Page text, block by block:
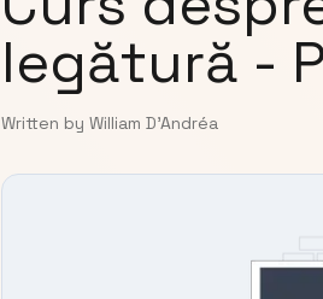
legătură -
Written by William D'Andréa